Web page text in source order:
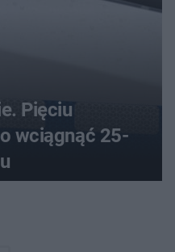
Pięciu
wciągnąć 25-